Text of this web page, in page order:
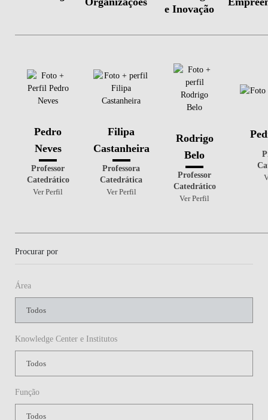
e Inovação
Pedro
Neves
Professor
Catedrático
Ver Perfil
Filipa
Castanheira
Professora
Catedrática
Ver Perfil
Rodrigo
Belo
Professor
Catedrático
Ver Perfil
Procurar por
Área
Knowledge Center e Institutos
Função